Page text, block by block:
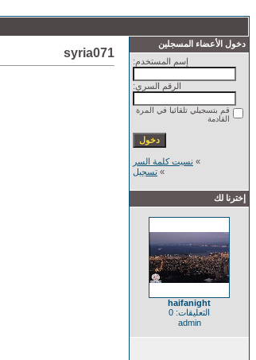
دخول الأعضاء المسجلين
إسم المستخدم:
الرقم السري:
قم بتسجيلي تلقائيا في المرة
القادمة
» نسيت كلمة السر
» تسجيل
إخترنا لك
haifanight
التعليقات: 0
admin
syria071